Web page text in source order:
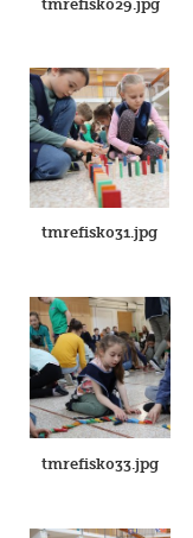
tmrefisk029.jpg
tmrefisk031.jpg
tmrefisk033.jpg